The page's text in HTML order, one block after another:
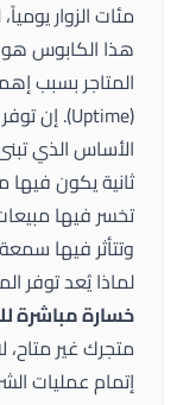
مئات الزوار
هذا الكابوس
المتاجر بسبب
الأساس الذي
ثانية يكون فيها
تخسر فيها
وتتأثر فيها
لماذا يُعد توفر
خسارة مباشرة
متجرك غير
إتمام عمليات